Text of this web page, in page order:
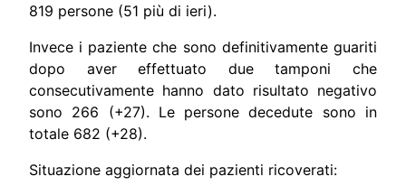
819 persone (51 più di ieri).
Invece i paziente che sono definitivamente guariti
dopo aver effettuato due tamponi che
consecutivamente hanno dato risultato negativo
sono 266 (+27). Le persone decedute sono in
totale 682 (+28).
Situazione aggiornata dei pazienti ricoverati: